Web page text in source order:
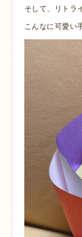
そして、リトラ
こんなに可愛い